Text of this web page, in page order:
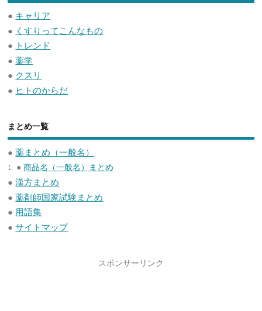
● キャリア
● くすりってこんなもの
● トレンド
●薬学
● クスリ
● ヒトのからだ
まとめ一覧
●薬まとめ（一般名）
●商品名（一般名）まとめ
●漢方まとめ
●薬剤師国家試験まとめ
● 用語集
●サイトマップ
スポンサーリンク